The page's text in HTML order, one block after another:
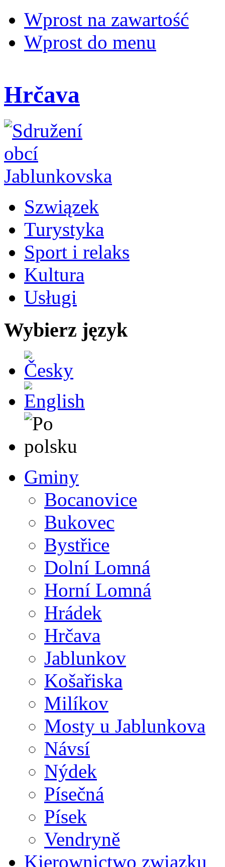
Wprost na zawartość
Wprost do menu
Hrčava
Szwiązek
Turystyka
Sport i relaks
Kultura
Usługi
Wybierz język
Gminy
Bocanovice
Bukovec
Bystřice
Dolní Lomná
Horní Lomná
Hrádek
Hrčava
Jablunkov
Košařiska
Milíkov
Mosty u Jablunkova
Návsí
Nýdek
Písečná
Písek
Vendryně
Kierownictwo związku